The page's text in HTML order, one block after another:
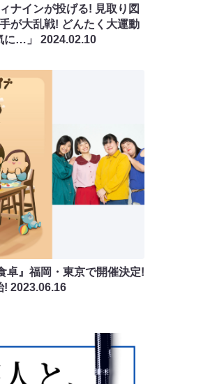
ナインが投げる! 見取り図
が大乱戦! どんたく大運動
に…」 2024.02.10
卓』福岡・東京で開催決定!
! 2023.06.16